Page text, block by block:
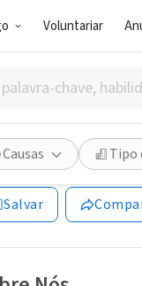
Voluntariar
Causas Tipo
XA, Romênia
Salvar